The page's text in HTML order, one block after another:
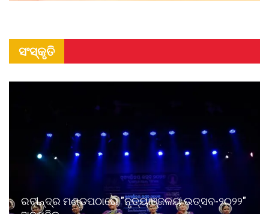
ସଂସ୍କୃତି
ରବୀନ୍ଦ୍ର ମଣ୍ଡପଠାରେ "ନୃତ୍ୟାଞ୍ଜଳୟ ଉତ୍ସବ-୨୦୨୨"